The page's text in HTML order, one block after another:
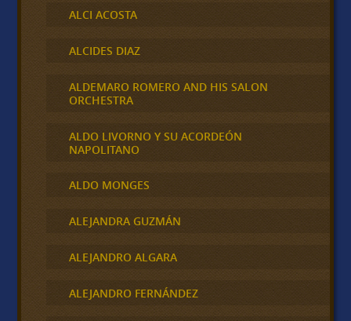
ALCI ACOSTA
ALCIDES DIAZ
ALDEMARO ROMERO AND HIS SALON
ORCHESTRA
ALDO LIVORNO Y SU ACORDEÓN
NAPOLITANO
ALDO MONGES
ALEJANDRA GUZMÁN
ALEJANDRO ALGARA
ALEJANDRO FERNÁNDEZ